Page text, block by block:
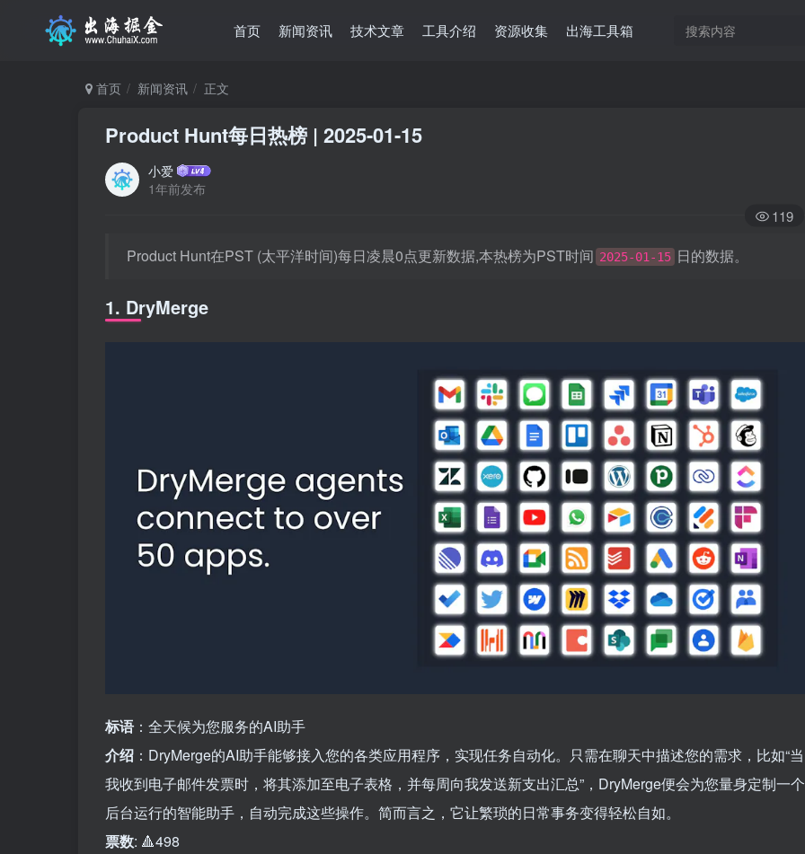
首页 新闻资讯 技术文章 工具介绍 资源收集 出海工具箱
首页 新闻资讯 正文
Product Hunt每日热榜 | 2025-01-15
小爱
1年前发布
119
Product Hunt在PST (太平洋时间)每日凌晨0点更新数据,本热榜为PST时间 2025-01-15 日的数据。
1. DryMerge
标语 ：全天候为您服务的AI助手
介绍 ：DryMerge的AI助手能够接入您的各类应用程序，实现任务自动化。只需在聊天中描述您的需求，比如“当
我收到电子邮件发票时，将其添加至电子表格，并每周向我发送新支出汇总”，DryMerge便会为您量身定制一个
后台运行的智能助手，自动完成这些操作。简而言之，它让繁琐的日常事务变得轻松自如。
票数: 🔺498